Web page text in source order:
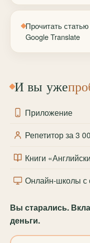
Прочитать
Google Translate
И вы уже
Приложение
Репетитор за 3
Книги
Онлайн-школы с
Вы старались.
деньги.